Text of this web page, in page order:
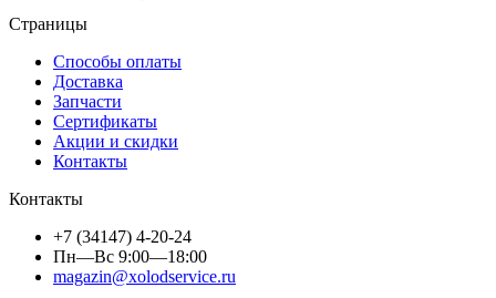
Страницы
Способы оплаты
Доставка
Запчасти
Сертификаты
Акции и скидки
Контакты
Контакты
+7 (34147) 4-20-24
Пн—Вс 9:00—18:00
magazin@xolodservice.ru